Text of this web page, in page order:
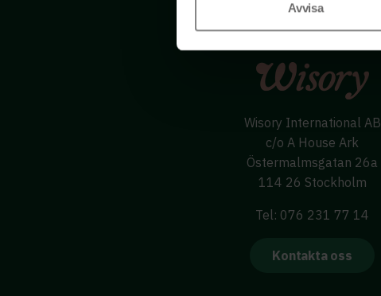
Avvisa
Wisory International AB
c/o A House Ark
Östermalmsgatan 26a
114 26 Stockholm
Tel: 076 231 77 14
Kontakta oss